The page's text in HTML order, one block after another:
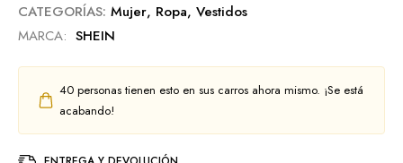
CATEGORÍAS: Mujer, Ropa, Vestidos
MARCA: SHEIN
40 personas tienen esto en sus carros ahora mismo. ¡Se está
acabando!